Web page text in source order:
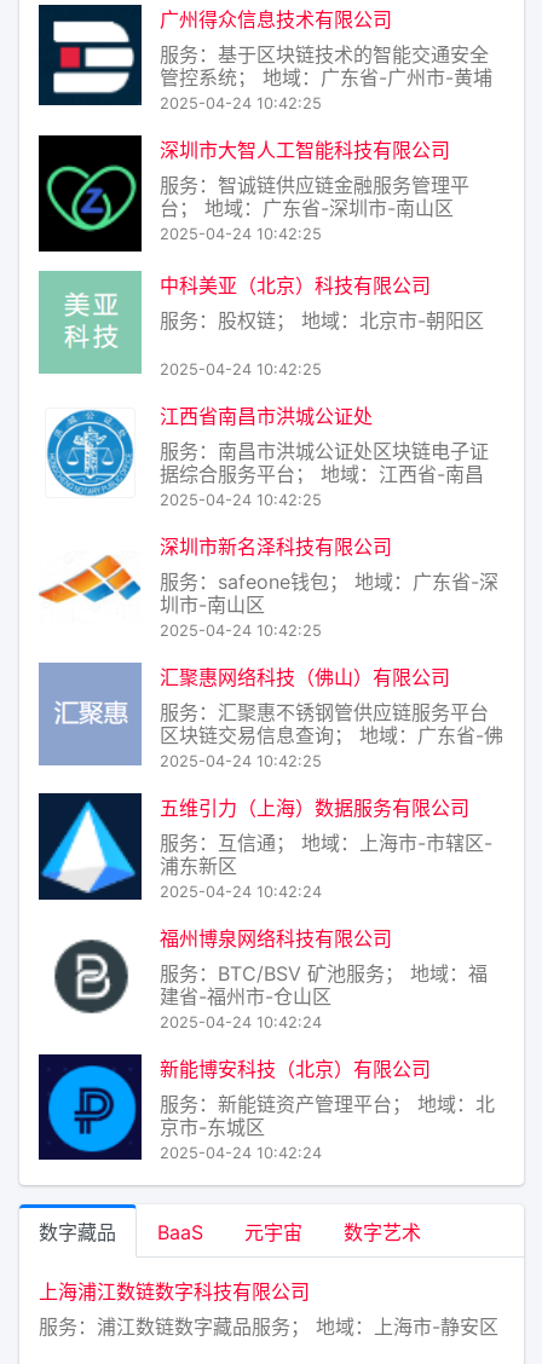
广州得众信息技术有限公司
服务：基于区块链技术的智能交通安全
管控系统； 地域：广东省-广州市-黄埔
区
2025-04-24 10:42:25
深圳市大智人工智能科技有限公司
服务：智诚链供应链金融服务管理平
台； 地域：广东省-深圳市-南山区
2025-04-24 10:42:25
中科美亚（北京）科技有限公司
服务：股权链； 地域：北京市-朝阳区
2025-04-24 10:42:25
江西省南昌市洪城公证处
服务：南昌市洪城公证处区块链电子证
据综合服务平台； 地域：江西省-南昌
市-青云谱区
2025-04-24 10:42:25
深圳市新名泽科技有限公司
服务：safeone钱包； 地域：广东省-深
圳市-南山区
2025-04-24 10:42:25
汇聚惠网络科技（佛山）有限公司
服务：汇聚惠不锈钢管供应链服务平台
区块链交易信息查询； 地域：广东省-佛
山市-南海区
2025-04-24 10:42:25
五维引力（上海）数据服务有限公司
服务：互信通； 地域：上海市-市辖区-
浦东新区
2025-04-24 10:42:24
福州博泉网络科技有限公司
服务：BTC/BSV 矿池服务； 地域：福
建省-福州市-仓山区
2025-04-24 10:42:24
新能博安科技（北京）有限公司
服务：新能链资产管理平台； 地域：北
京市-东城区
2025-04-24 10:42:24
数字藏品 BaaS 元宇宙 数字艺术
上海浦江数链数字科技有限公司
服务：浦江数链数字藏品服务； 地域：上海市-静安区